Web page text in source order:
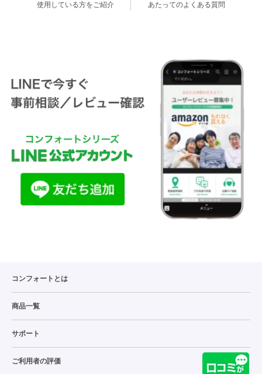
使用している方をご紹介
あたってのよくある質問
コンフォートとは
商品一覧
サポート
ご利用者の評価